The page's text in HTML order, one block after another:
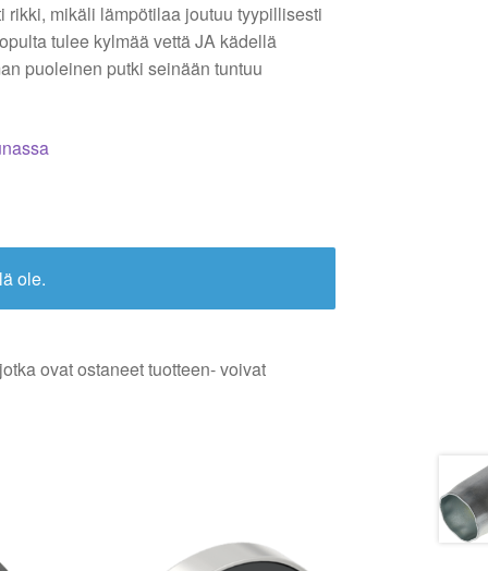
rikki, mikäli lämpötilaa joutuu tyypillisesti
tulee kylmää vettä JA kädellä
puoleinen putki seinään tuntuu
ole.
ovat ostaneet tuotteen- voivat